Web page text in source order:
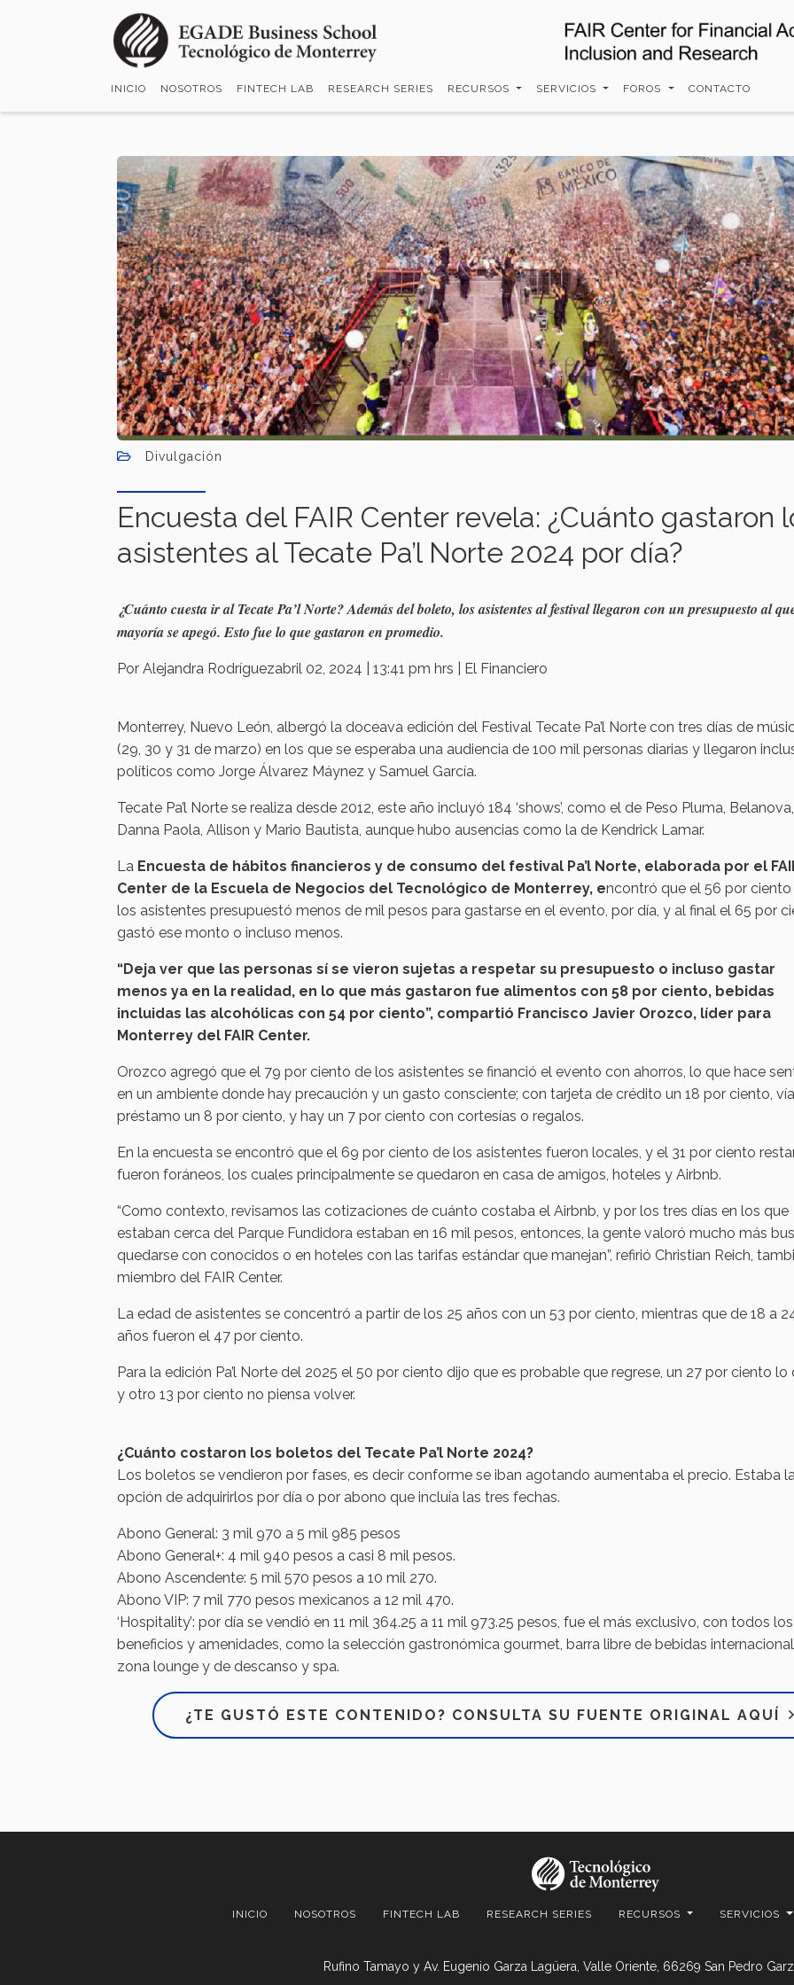
INICIO NOSOTROS FINTECH LAB RESEARCH SERIES RECURSOS SERVICIOS FOROS CONTACTO
Divulgación
Encuesta del FAIR Center revela: ¿Cuánto gastaron
asistentes al Tecate Pa’l Norte 2024 por día?
¿Cuánto cuesta ir al Tecate Pa’l Norte? Además del boleto, los asistentes al festival llegaron con un presupuesto al
mayoría se apegó. Esto fue lo que gastaron en promedio.
Por Alejandra Rodríguezabril 02, 2024 | 13:41 pm hrs | El Financiero
Monterrey, Nuevo León, albergó la doceava edición del Festival Tecate Pa’l Norte con tres días de
(29, 30 y 31 de marzo) en los que se esperaba una audiencia de 100 mil personas diarias y llegaron
políticos como Jorge Álvarez Máynez y Samuel García.
Tecate Pa’l Norte se realiza desde 2012, este año incluyó 184 ‘shows’, como el de Peso Pluma, Belanova,
Danna Paola, Allison y Mario Bautista, aunque hubo ausencias como la de Kendrick Lamar.
La Encuesta de hábitos financieros y de consumo del festival Pa’l Norte, elaborada por el
Center de la Escuela de Negocios del Tecnológico de Monterrey, encontró que el 56 por ciento
los asistentes presupuestó menos de mil pesos para gastarse en el evento, por día, y al final el 65 por
gastó ese monto o incluso menos.
“Deja ver que las personas sí se vieron sujetas a respetar su presupuesto o incluso gastar
menos ya en la realidad, en lo que más gastaron fue alimentos con 58 por ciento, bebidas
incluidas las alcohólicas con 54 por ciento”, compartió Francisco Javier Orozco, líder para
Monterrey del FAIR Center.
Orozco agregó que el 79 por ciento de los asistentes se financió el evento con ahorros, lo que hace
en un ambiente donde hay precaución y un gasto consciente; con tarjeta de crédito un 18 por ciento, vía
préstamo un 8 por ciento, y hay un 7 por ciento con cortesías o regalos.
En la encuesta se encontró que el 69 por ciento de los asistentes fueron locales, y el 31 por ciento
fueron foráneos, los cuales principalmente se quedaron en casa de amigos, hoteles y Airbnb.
“Como contexto, revisamos las cotizaciones de cuánto costaba el Airbnb, y por los tres días en los que
estaban cerca del Parque Fundidora estaban en 16 mil pesos, entonces, la gente valoró mucho más
quedarse con conocidos o en hoteles con las tarifas estándar que manejan”, refirió Christian Reich,
miembro del FAIR Center.
La edad de asistentes se concentró a partir de los 25 años con un 53 por ciento, mientras que de 18 a
años fueron el 47 por ciento.
Para la edición Pa’l Norte del 2025 el 50 por ciento dijo que es probable que regrese, un 27 por ciento lo
y otro 13 por ciento no piensa volver.
¿Cuánto costaron los boletos del Tecate Pa’l Norte 2024?
Los boletos se vendieron por fases, es decir conforme se iban agotando aumentaba el precio. Estaba
opción de adquirirlos por día o por abono que incluía las tres fechas.
Abono General: 3 mil 970 a 5 mil 985 pesos
Abono General+: 4 mil 940 pesos a casi 8 mil pesos.
Abono Ascendente: 5 mil 570 pesos a 10 mil 270.
Abono VIP: 7 mil 770 pesos mexicanos a 12 mil 470.
‘Hospitality’: por día se vendió en 11 mil 364.25 a 11 mil 973.25 pesos, fue el más exclusivo, con todos los
beneficios y amenidades, como la selección gastronómica gourmet, barra libre de bebidas
zona lounge y de descanso y spa.
¿TE GUSTÓ ESTE CONTENIDO? CONSULTA SU FUENTE ORIGINAL AQUÍ
INICIO NOSOTROS FINTECH LAB RESEARCH SERIES RECURSOS SERVICIOS
Rufino Tamayo y Av. Eugenio Garza Lagüera, Valle Oriente, 66269 San Pedro